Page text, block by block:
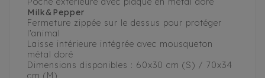
Milk&Pepper
Fermeture zippée sur le dessus pour protéger
l’animal
Laisse intérieure intégrée avec mousqueton
métal doré
Dimensions disponibles : 60x30 cm (S) / 70x34
cm (M)